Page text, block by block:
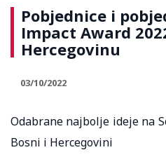
Pobjednice i
Impact Award
Hercegovinu
03/10/2022
Odabrane najbolje ideje na
Bosni i Hercegovini